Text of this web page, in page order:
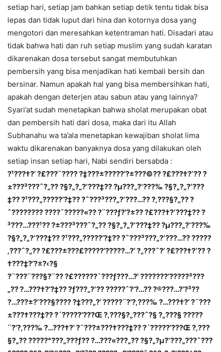
setiap hari, setiap jam bahkan setiap detik tentu tidak bisa
lepas dan tidak luput dari hina dan kotornya dosa yang
mengotori dan meresahkan ketentraman hati. Disadari atau
tidak bahwa hati dan ruh setiap muslim yang sudah karatan
dikarenakan dosa tersebut sangat membutuhkan
pembersih yang bisa menjadikan hati kembali bersih dan
bersinar. Namun apakah hal yang bisa membersihkan hati,
apakah dengan deterjen atau sabun atau yang lainnya?
Syari’at sudah menetapkan bahwa sholat merupakan obat
dan pembersih hati dari dosa, maka dari itu Allah
Subhanahu wa ta’ala menetapkan kewajiban sholat lima
waktu dikarenakan banyaknya dosa yang dilakukan oleh
setiap insan setiap hari, Nabi sendiri bersabda :
?¹???†?’ ?£???¨???? ?‡???±?????’?±???©?? ?£???†?‘?? ?
±???³???ˆ?„?? ?§?„?„?‘???‡?? ?µ???„?‘???‰ ?§?„?„?‘???
‡?? ?¹???„?????’?‡?? ?ˆ???³???„?‘???…?? ?‚???§?„?? ?
ˆ???????? ?­???¯?????«?? ?¨???ƒ?’?±?? ?£???†?‘???‡?? ?
³???…???¹?? ?±???³???ˆ?„?? ?§?„?„?‘???‡?? ?µ???„?‘???‰
?§?„?„?‘???‡?? ?¹???„?????’?‡?? ?ˆ???³???„?‘???…?? ?????
‚???ˆ?„?? ?£???±???£?????’?????…?’ ?„???ˆ?’ ?£???†?‘?? ?
†???‡?’?±?‹?§
?¨???¨???§?¨?? ?£???­???¯???ƒ???…?’ ???????’?????³???
„?? ?…???†?’?‡?? ?ƒ???„?‘?? ?????ˆ?’?…?? ?®???…?’?³??
?…???±?‘???§???? ?‡???„?’ ?????¨?’?‚???‰ ?…???†?’ ?¯???
±???†???‡?? ?´?????’???Œ ?‚???§?„???ˆ?§ ?„???§ ?????
¨?’?‚???‰ ?…???†?’ ?¯???±???†???‡?? ?´?????’???Œ ?‚???
§?„?? ?????°???„???ƒ?? ?…???«???„?? ?§?„?µ?‘???„???ˆ???